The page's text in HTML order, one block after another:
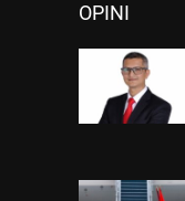
OPINI